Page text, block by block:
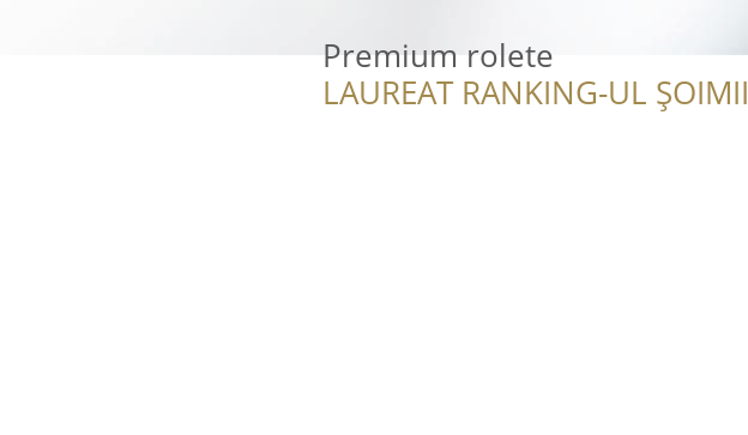
Premium rolete
LAUREAT RANKING-UL ȘOIMII